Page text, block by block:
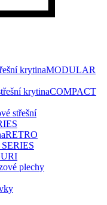
krytinaMODULAR
krytinaCOMPACT
střešní
RETRO
plechy